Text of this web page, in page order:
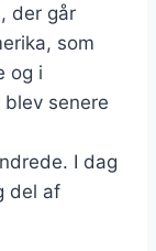
der går
som
og i
senere
I dag
del af